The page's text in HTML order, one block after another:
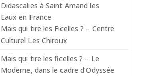
Didascalies à Saint Amand les
Eaux en France
Mais qui tire les Ficelles ? – Centre
Culturel Les Chiroux
Mais qui tire les ficelles ? – Le
Moderne, dans le cadre d’Odyssée